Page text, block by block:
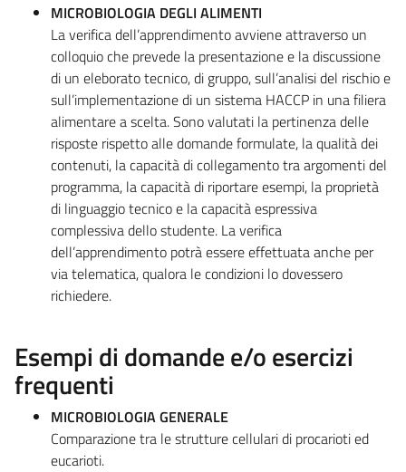
MICROBIOLOGIA DEGLI ALIMENTI
La verifica dell’apprendimento avviene attraverso un
colloquio che prevede la presentazione e la discussione
di un eleborato tecnico, di gruppo, sull’analisi del rischio e
sull’implementazione di un sistema HACCP in una filiera
alimentare a scelta. Sono valutati la pertinenza delle
risposte rispetto alle domande formulate, la qualità dei
contenuti, la capacità di collegamento tra argomenti del
programma, la capacità di riportare esempi, la proprietà
di linguaggio tecnico e la capacità espressiva
complessiva dello studente. La verifica
dell’apprendimento potrà essere effettuata anche per
via telematica, qualora le condizioni lo dovessero
richiedere.
Esempi di domande e/o esercizi
frequenti
MICROBIOLOGIA GENERALE
Comparazione tra le strutture cellulari di procarioti ed
eucarioti.